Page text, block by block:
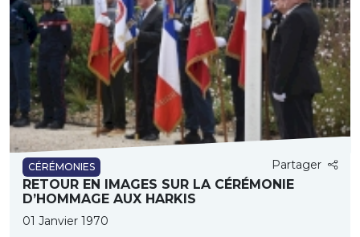
CÉRÉMONIES Partager
RETOUR EN IMAGES SUR LA CÉRÉMONIE
D’HOMMAGE AUX HARKIS
01 Janvier 1970